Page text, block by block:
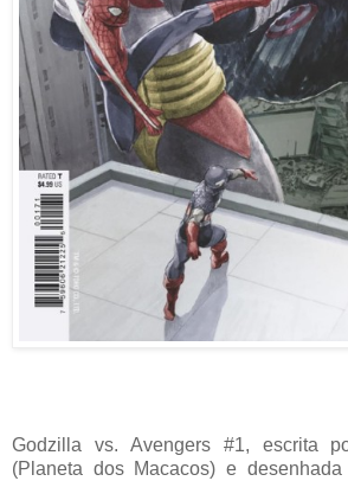
Godzilla vs. Avengers #1, escrita
(Planeta dos Macacos) e